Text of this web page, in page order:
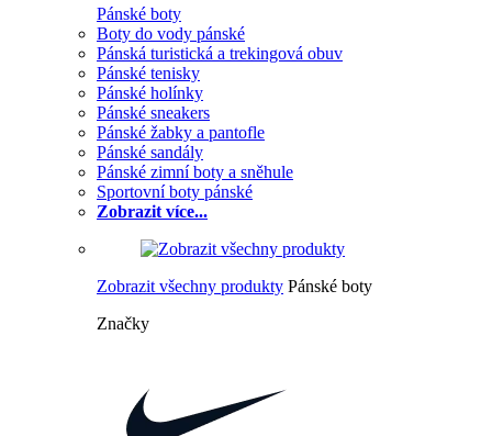
Pánské boty
Boty do vody pánské
Pánská turistická a trekingová obuv
Pánské tenisky
Pánské holínky
Pánské sneakers
Pánské žabky a pantofle
Pánské sandály
Pánské zimní boty a sněhule
Sportovní boty pánské
Zobrazit více...
Zobrazit všechny produkty Pánské boty
Značky